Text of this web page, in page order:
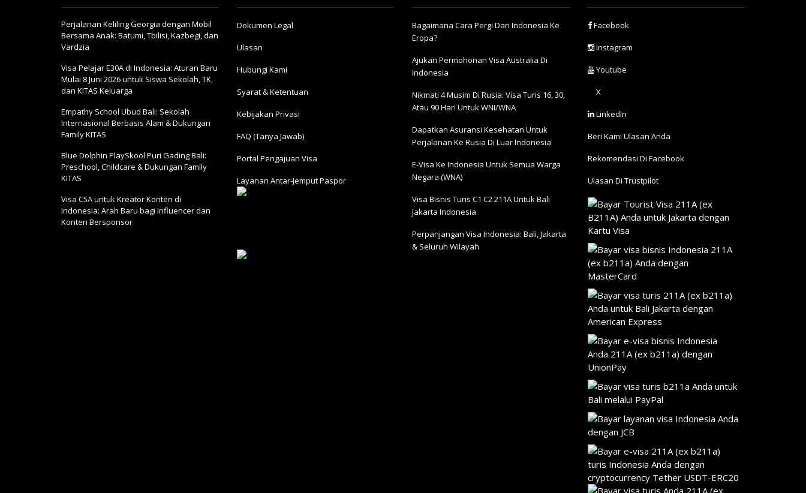
Perjalanan Keliling Georgia dengan Mobil
Bersama Anak: Batumi, Tbilisi, Kazbegi, dan
Vardzia
Visa Pelajar E30A di Indonesia: Aturan Baru
Mulai 8 Juni 2026 untuk Siswa Sekolah, TK,
dan KITAS Keluarga
Empathy School Ubud Bali: Sekolah
Internasional Berbasis Alam & Dukungan
Family KITAS
Blue Dolphin PlaySkool Puri Gading Bali:
Preschool, Childcare & Dukungan Family
KITAS
Visa C5A untuk Kreator Konten di
Indonesia: Arah Baru bagi Influencer dan
Konten Bersponsor
Dokumen Legal
Ulasan
Hubungi Kami
Syarat & Ketentuan
Kebijakan Privasi
FAQ (Tanya Jawab)
Portal Pengajuan Visa
Layanan Antar-Jemput Paspor
Bagaimana Cara Pergi Dari Indonesia Ke
Eropa?
Ajukan Permohonan Visa Australia Di
Indonesia
Nikmati 4 Musim Di Rusia: Visa Turis 16, 30,
Atau 90 Hari Untuk WNI/WNA
Dapatkan Asuransi Kesehatan Untuk
Perjalanan Ke Rusia Di Luar Indonesia
E-Visa Ke Indonesia Untuk Semua Warga
Negara (WNA)
Visa Bisnis Turis С1 С2 211A Untuk Bali
Jakarta Indonesia
Perpanjangan Visa Indonesia: Bali, Jakarta
& Seluruh Wilayah
Facebook
Instagram
Youtube
X
LinkedIn
Beri Kami Ulasan Anda
Rekomendasi Di Facebook
Ulasan Di Trustpilot